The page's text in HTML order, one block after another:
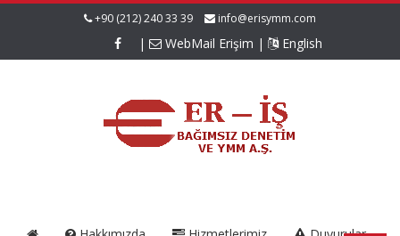
+90 (212) 240 33 39 info@erisymm.com
| WebMail Erişim | English